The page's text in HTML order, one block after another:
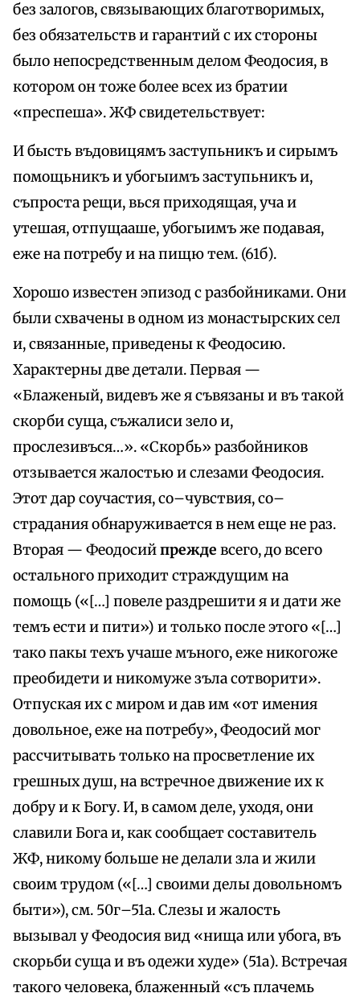
без залогов, связывающих благотворимых,
без обязательств и гарантий с их стороны
было непосредственным делом Феодосия, в
котором он тоже более всех из братии
«преспеша». ЖФ свидетельствует:
И бысть въдовицямъ заступьникъ и сирымъ
помощьникъ и убогыимъ заступьникъ и,
съпроста рещи, вься приходящая, уча и
утешая, отпущааше, убогыимъ же подавая,
еже на потребу и на пищю тем. (61б).
Хорошо известен эпизод с разбойниками. Они
были схвачены в одном из монастырских сел
и, связанные, приведены к Феодосию.
Характерны две детали. Первая —
«Блаженый, видевъ же я съвязаны и въ такой
скорби суща, съжалиси зело и,
прослезивъся…». «Скорбь» разбойников
отзывается жалостью и слезами Феодосия.
Этот дар соучастия, со–чувствия, со–
страдания обнаруживается в нем еще не раз.
Вторая — Феодосийпрежде всего, до всего
остального приходит страждущим на
помощь («[…] повеле раздрешити я и дати же
темъ ести и пити») и только после этого «[…]
тако пакы техъ учаше мъного, еже никогоже
преобидети и никомуже зъла сотворити».
Отпуская их с миром и дав им «от имения
довольное, еже на потребу», Феодосий мог
рассчитывать только на просветление их
грешных душ, на встречное движение их к
добру и к Богу. И, в самом деле, уходя, они
славили Бога и, как сообщает составитель
ЖФ, никому больше не делали зла и жили
своим трудом («[…] своими делы довольномъ
быти»), см. 50г–51а. Слезы и жалость
вызывал у Феодосия вид «нища или убога, въ
скорьби суща и въ одежи худе» (51а). Встречая
такого человека, блаженный «съ плачемь